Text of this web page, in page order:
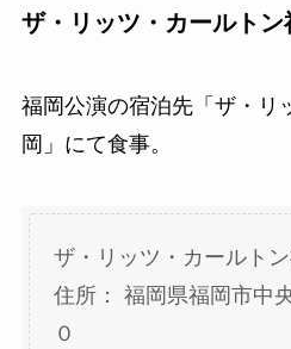
ザ・リッツ・カールトン
福岡公演の宿泊先「ザ・リ
岡」にて食事。
ザ・リッツ・カールト
住所： 福岡県福岡市中
０